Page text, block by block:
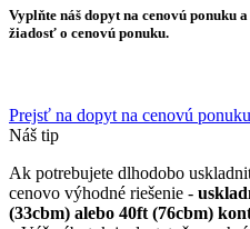
Vyplňte náš dopyt na cenovú ponuku
žiadosť o cenovú ponuku.
Prejsť na dopyt na cenovú ponuku
Náš tip
Ak potrebujete dlhodobo
cenovo výhodné riešenie -
(33cbm) alebo 40ft (76cbm)